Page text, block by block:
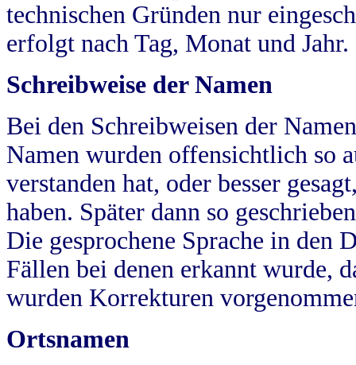
technischen Gründen nur
erfolgt nach Tag, Monat und Jahr.
Schreibweise der Namen
Bei den Schreibweisen der
Namen wurden offensichtlich so
verstanden hat, oder besser
haben. Später dann so
Die gesprochene Sprache in
Fällen bei denen erkannt wurde,
wurden Korrekturen
Ortsnamen